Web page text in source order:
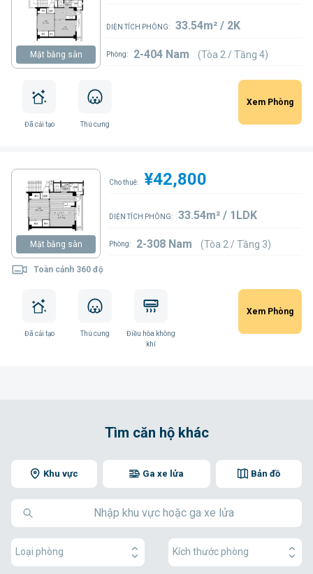
Mặt bằng sàn
DIỆN TÍCH PHÒNG: 33.54m² / 2K
Phòng: 2-404 Nam (Tòa 2 / Tầng 4)
Đã cải tạo Thú cưng
Xem Phòng
Mặt bằng sàn
Toàn cảnh 360 độ
Cho thuê: ¥42,800
DIỆN TÍCH PHÒNG: 33.54m² / 1LDK
Phòng: 2-308 Nam (Tòa 2 / Tầng 3)
Đã cải tạo Thú cưng
Điều hòa không
khí
Xem Phòng
Tìm căn hộ khác
Khu vực Bản đồ
Ga xe lửa
Loại phòng Kích thước phòng